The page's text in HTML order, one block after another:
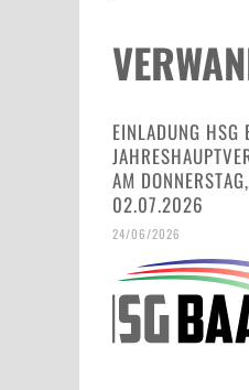
EINLADUNG HSG
AM
02.07.2026
24/06/2026